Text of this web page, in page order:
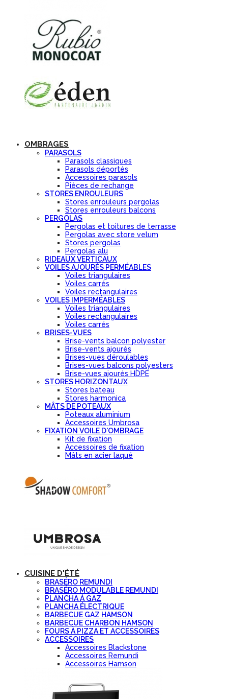
OMBRAGES
PARASOLS
Parasols classiques
Parasols déportés
Accessoires parasols
Pièces de rechange
STORES ENROULEURS
Stores enrouleurs pergolas
Stores enrouleurs balcons
PERGOLAS
Pergolas et toitures de terrasse
Pergolas avec store velum
Stores pergolas
Pergolas alu
RIDEAUX VERTICAUX
VOILES AJOURÉS PERMÉABLES
Voiles triangulaires
Voiles carrés
Voiles rectangulaires
VOILES IMPERMÉABLES
Voiles triangulaires
Voiles rectangulaires
Voiles carrés
BRISES-VUES
Brise-vents balcon polyester
Brise-vents ajourés
Brises-vues déroulables
Brises-vues balcons polyesters
Brise-vues ajourés HDPE
STORES HORIZONTAUX
Stores bateau
Stores harmonica
MÂTS DE POTEAUX
Poteaux aluminium
Accessoires Umbrosa
FIXATION VOILE D'OMBRAGE
Kit de fixation
Accessoires de fixation
Mâts en acier laqué
CUISINE D'ÉTÉ
BRASÉRO REMUNDI
BRASÉRO MODULABLE REMUNDI
PLANCHA À GAZ
PLANCHA ÉLECTRIQUE
BARBECUE GAZ HAMSON
BARBECUE CHARBON HAMSON
FOURS À PIZZA ET ACCESSOIRES
ACCESSOIRES
Accessoires Blackstone
Accessoires Remundi
Accessoires Hamson